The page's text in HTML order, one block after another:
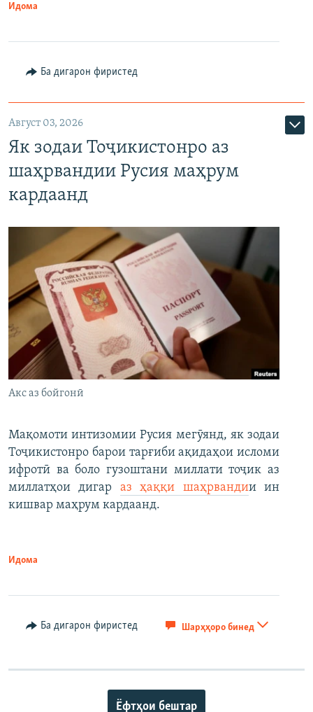
Идома
Ба дигарон фиристед
Август 03, 2026
Як зодаи Тоҷикистонро аз
шаҳрвандии Русия маҳрум
кардаанд
Акс аз бойгонӣ
Мақомоти интизомии Русия мегӯянд, як зодаи
Тоҷикистонро барои тарғиби ақидаҳои исломи
ифротӣ ва боло гузоштани миллати тоҷик аз
миллатҳои дигар аз ҳаққи шаҳрвандии ин
кишвар маҳрум кардаанд.
Идома
Ба дигарон фиристед Шарҳҳоро бинед
Ёфтҳои бештар